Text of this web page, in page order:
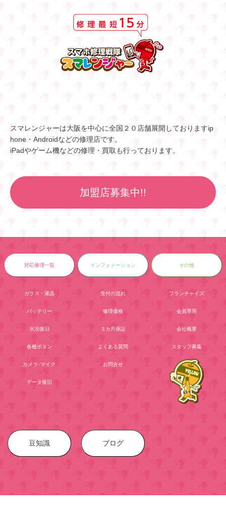
スマレンジャーは大阪を中心に全国２０店舗展開しておりますip
hone・Androidなどの修理店です。
iPadやゲーム機などの修理・買取も行っております。
加盟店募集中!!
対応修理一覧
ガラス・液晶
バッテリー
水没復旧
各種ボタン
カメラ･マイク
データ復旧
インフォメーション
受付の流れ
修理価格
３カ月保証
よくある質問
お問合せ
その他
フランチャイズ
会員専用
会社概要
スタッフ募集
豆知識 ブログ